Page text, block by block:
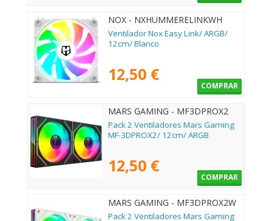
NOX - NXHUMMERELINKWH
Ventilador Nox Easy Link/ ARGB/
12cm/ Blanco
12,50 €
COMPRAR
MARS GAMING - MF3DPROX2
Pack 2 Ventiladores Mars Gaming
MF-3DPROX2/ 12cm/ ARGB
12,50 €
COMPRAR
MARS GAMING - MF3DPROX2W
Pack 2 Ventiladores Mars Gaming